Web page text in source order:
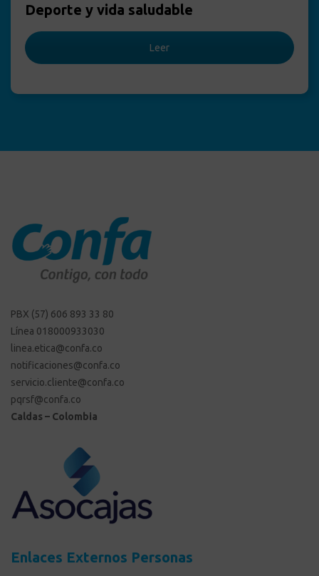
Deporte y vida saludable
Leer
PBX (57) 606 893 33 80
Línea 018000933030
linea.etica@confa.co
notificaciones@confa.co
servicio.cliente@confa.co
pqrsf@confa.co
Caldas – Colombia
Enlaces Externos Personas